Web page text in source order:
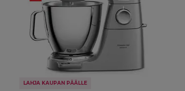
LAHJA KAUPAN PÄÄLLE